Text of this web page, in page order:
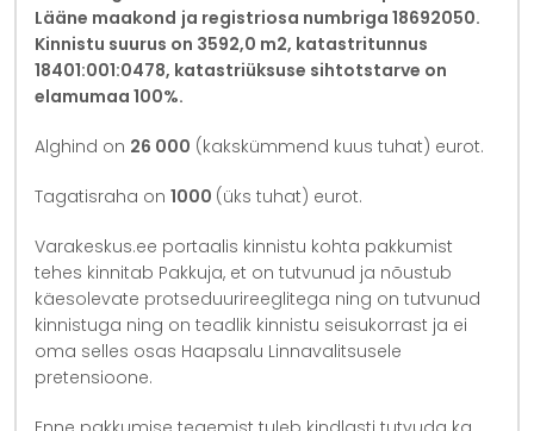
Lääne maakond ja registriosa numbriga 18692050.
Kinnistu suurus on 3592,0 m2, katastritunnus
18401:001:0478, katastriüksuse sihtotstarve on
elamumaa 100%.
Alghind on 26 000 (kakskümmend kuus tuhat) eurot.
Tagatisraha on 1000 (üks tuhat) eurot.
Varakeskus.ee portaalis kinnistu kohta pakkumist
tehes kinnitab Pakkuja, et on tutvunud ja nõustub
käesolevate protseduurireeglitega ning on tutvunud
kinnistuga ning on teadlik kinnistu seisukorrast ja ei
oma selles osas Haapsalu Linnavalitsusele
pretensioone.